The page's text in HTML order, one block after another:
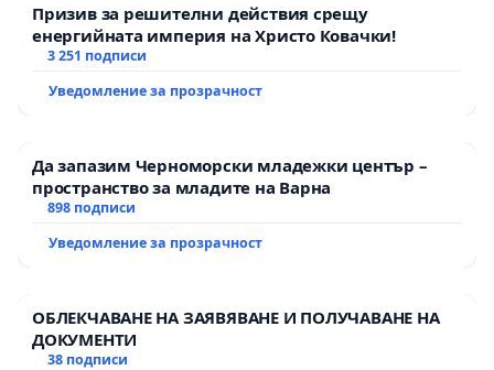
Призив за решителни действия срещу
енергийната империя на Христо Ковачки!
3 251 подписи
Уведомление за прозрачност
Да запазим Черноморски младежки център –
пространство за младите на Варна
898 подписи
Уведомление за прозрачност
ОБЛЕКЧАВАНЕ НА ЗАЯВЯВАНЕ И ПОЛУЧАВАНЕ НА
ДОКУМЕНТИ
38 подписи